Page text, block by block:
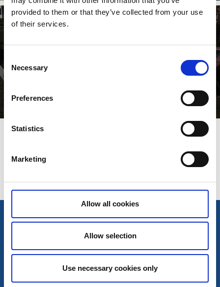
provided to them or that they’ve collected from your use
of their services.
Selection
Necessary
Preferences
Statistics
Marketing
Allow all cookies
Allow selection
Use necessary cookies only
Forsviks kulturslingor